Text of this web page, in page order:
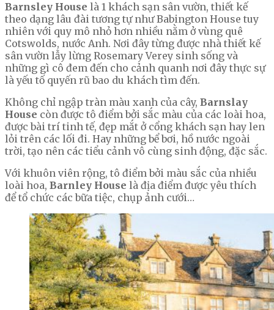
Barnsley House là 1 khách sạn sân vườn, thiết kế
theo dạng lâu đài tương tự như Babington House tuy
nhiên với quy mô nhỏ hơn nhiều nằm ở vùng quê
Cotswolds, nước Anh. Nơi đây từng được nhà thiết kế
sân vườn lẫy lừng Rosemary Verey sinh sống và
những gì cô đem đến cho cảnh quanh nơi đây thực sự
là yếu tố quyến rũ bao du khách tìm đến.
Không chỉ ngập tràn màu xanh của cây, Barnslay
House còn được tô điểm bởi sắc màu của các loài hoa,
được bài trí tinh tế, đẹp mắt ở cổng khách sạn hay len
lỏi trên các lối đi. Hay những bể bơi, hồ nước ngoài
trời, tạo nên các tiểu cảnh vô cùng sinh động, đặc sắc.
Với khuôn viên rộng, tô điểm bởi màu sắc của nhiều
loài hoa, Barnley House là địa điểm được yêu thích
để tổ chức các bữa tiệc, chụp ảnh cưới…